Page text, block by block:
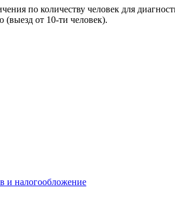
по количеству человек для
от 10-ти человек).